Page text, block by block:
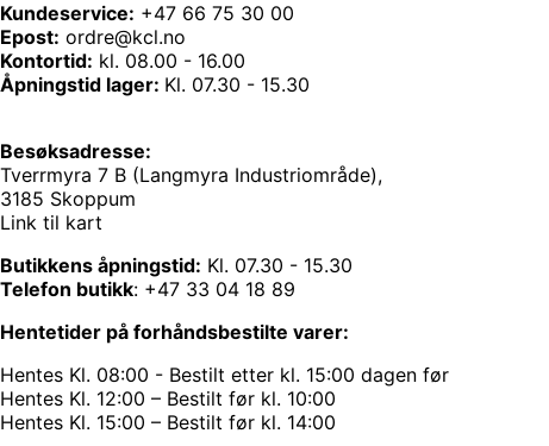
Kundeservice: +47 66 75 30 00
Epost: ordre@kcl.no
Kontortid: kl. 08.00 - 16.00
Åpningstid lager: Kl. 07.30 - 15.30
Besøksadresse:
Tverrmyra 7 B (Langmyra Industriområde),
3185 Skoppum
Link til kart
Butikkens åpningstid: Kl. 07.30 - 15.30
Telefon butikk: +47 33 04 18 89
Hentetider på forhåndsbestilte varer:
Hentes Kl. 08:00 - Bestilt etter kl. 15:00 dagen før
Hentes Kl. 12:00 – Bestilt før kl. 10:00
Hentes Kl. 15:00 – Bestilt før kl. 14:00